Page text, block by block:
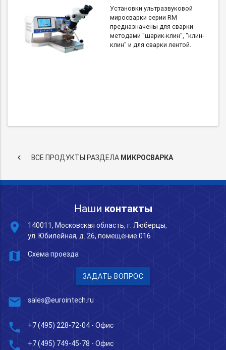
Установки ультразвуковой
миросварки серии RM
предназначены для сварки
методами "шарик-клин", "клин-
клин" и для сварки лентой.
keyboard_arrow_left ВСЕ ПРОДУКТЫ РАЗДЕЛА МИКРОСВАРКА
Наши контакты
place
140011, Московская область, г. Люберцы,
ул. Юбилейная, д. 26, помещение 016
map Схема проезда
ЗАДАТЬ ВОПРОС
mail sales@eurointech.ru
phone +7 (495) 228-72-04 - Офис
phone +7 (495) 749-45-78 - Офис